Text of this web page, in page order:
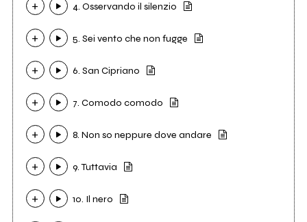
4. Osservando il silenzio
5. Sei vento che non fugge
6. San Cipriano
7. Comodo comodo
8. Non so neppure dove andare
9. Tuttavia
10. Il nero